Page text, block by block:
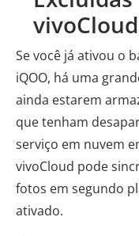
vivoCloud
Se você já ativou o
iQOO, há uma
ainda estarem
que tenham
serviço em nuvem
vivoCloud pode
fotos em segundo
ativado.